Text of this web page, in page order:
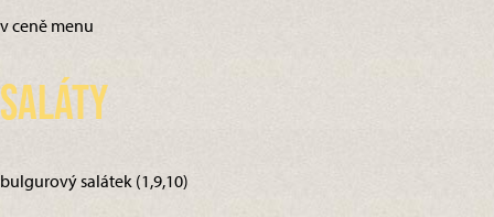
v ceně menu
Saláty
bulgurový salátek (1,9,10)